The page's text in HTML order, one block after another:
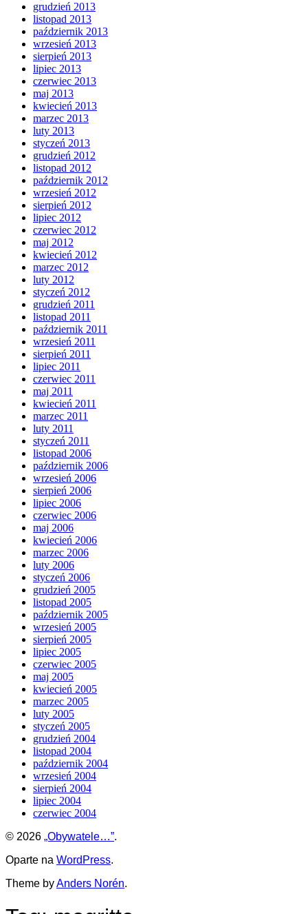
grudzień 2013
listopad 2013
październik 2013
wrzesień 2013
sierpień 2013
lipiec 2013
czerwiec 2013
maj 2013
kwiecień 2013
marzec 2013
luty 2013
styczeń 2013
grudzień 2012
listopad 2012
październik 2012
wrzesień 2012
sierpień 2012
lipiec 2012
czerwiec 2012
maj 2012
kwiecień 2012
marzec 2012
luty 2012
styczeń 2012
grudzień 2011
listopad 2011
październik 2011
wrzesień 2011
sierpień 2011
lipiec 2011
czerwiec 2011
maj 2011
kwiecień 2011
marzec 2011
luty 2011
styczeń 2011
listopad 2006
październik 2006
wrzesień 2006
sierpień 2006
lipiec 2006
czerwiec 2006
maj 2006
kwiecień 2006
marzec 2006
luty 2006
styczeń 2006
grudzień 2005
listopad 2005
październik 2005
wrzesień 2005
sierpień 2005
lipiec 2005
czerwiec 2005
maj 2005
kwiecień 2005
marzec 2005
luty 2005
styczeń 2005
grudzień 2004
listopad 2004
październik 2004
wrzesień 2004
sierpień 2004
lipiec 2004
czerwiec 2004
© 2026 „Obywatele…”.
Oparte na WordPress.
Theme byAnders Norén.